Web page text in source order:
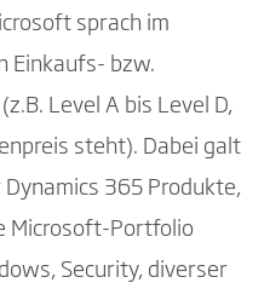
in der aktuellen
sprach im
Einkaufs- bzw.
Level A bis Level D,
steht). Dabei galt
365 Produkte,
Microsoft-Portfolio
Security, diverser